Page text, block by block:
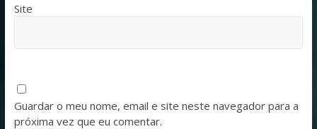
Site
Guardar o meu nome, email e site neste navegador para a
próxima vez que eu comentar.